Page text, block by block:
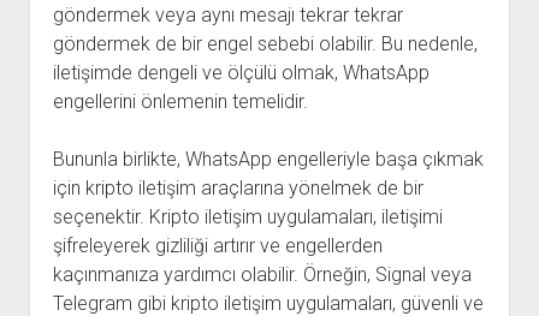
göndermek veya aynı mesajı tekrar tekrar
göndermek de bir engel sebebi olabilir. Bu nedenle,
iletişimde dengeli ve ölçülü olmak, WhatsApp
engellerini önlemenin temelidir.
Bununla birlikte, WhatsApp engelleriyle başa çıkmak
için kripto iletişim araçlarına yönelmek de bir
seçenektir. Kripto iletişim uygulamaları, iletişimi
şifreleyerek gizliliği artırır ve engellerden
kaçınmanıza yardımcı olabilir. Örneğin, Signal veya
Telegram gibi kripto iletişim uygulamaları, güvenli ve